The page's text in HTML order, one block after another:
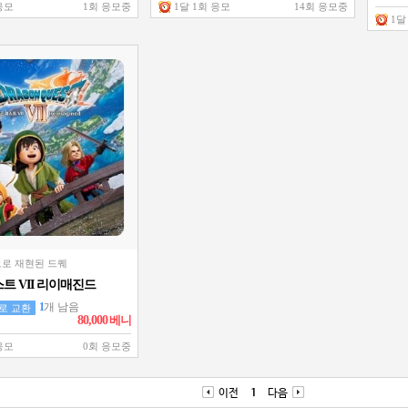
모 1회 응모중 1달 1회 응모
14회 응모중
1
재현된 드퀘
트 VII 리이매진드
에디션 (스팀코
교환 1개 남음
80,000베니
모 0회 응모중
이전 1 다음